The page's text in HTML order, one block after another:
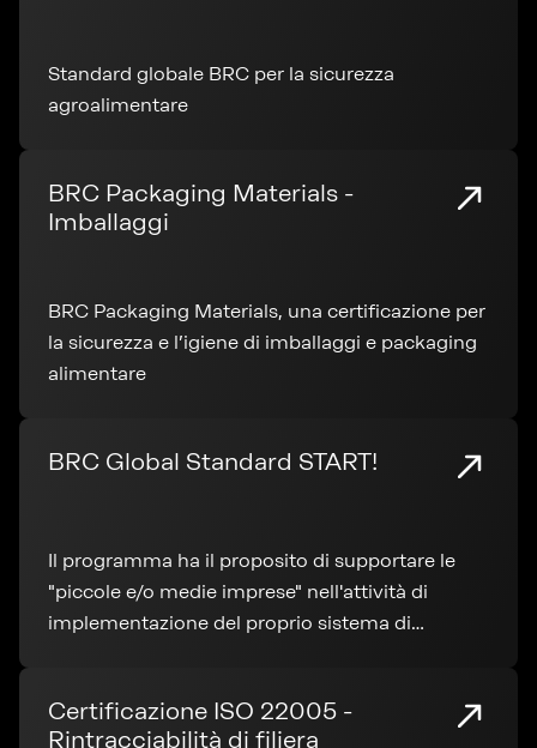
Standard globale BRC per la sicurezza
agroalimentare
BRC Packaging Materials -
Imballaggi
BRC Packaging Materials, una certificazione per
la sicurezza e l’igiene di imballaggi e packaging
alimentare
BRC Global Standard START!
Il programma ha il proposito di supportare le
"piccole e/o medie imprese" nell'attività di
implementazione del proprio sistema di
Certificazione ISO 22005 -
Rintracciabilità di filiera